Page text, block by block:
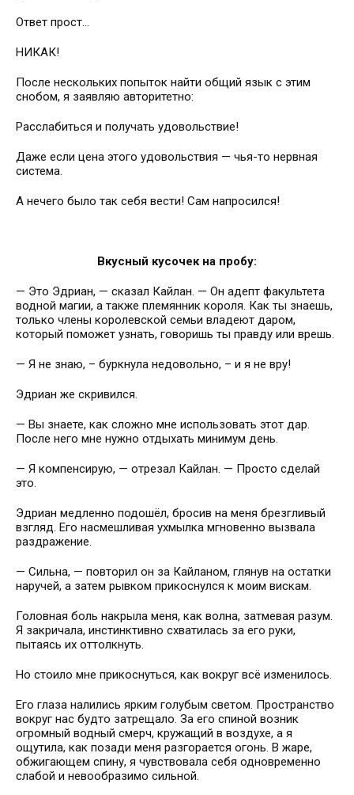
Ответ прост…
НИКАК!
После нескольких попыток найти общий язык с этим
снобом, я заявляю авторитетно:
Расслабиться и получать удовольствие!
Даже если цена этого удовольствия — чья-то нервная
система.
А нечего было так себя вести! Сам напросился!
Вкусный кусочек на пробу:
— Это Эдриан, — сказал Кайлан. — Он адепт факультета
водной магии, а также племянник короля. Как ты знаешь,
только члены королевской семьи владеют даром,
который поможет узнать, говоришь ты правду или врешь.
— Я не знаю, – буркнула недовольно, – и я не вру!
Эдриан же скривился.
— Вы знаете, как сложно мне использовать этот дар.
После него мне нужно отдыхать минимум день.
— Я компенсирую, — отрезал Кайлан. — Просто сделай
это.
Эдриан медленно подошёл, бросив на меня брезгливый
взгляд. Его насмешливая ухмылка мгновенно вызвала
раздражение.
— Сильна, — повторил он за Кайланом, глянув на остатки
наручей, а затем рывком прикоснулся к моим вискам.
Головная боль накрыла меня, как волна, затмевая разум.
Я закричала, инстинктивно схватилась за его руки,
пытаясь их оттолкнуть.
Но стоило мне прикоснуться, как вокруг всё изменилось.
Его глаза налились ярким голубым светом. Пространство
вокруг нас будто затрещало. За его спиной возник
огромный водный смерч, кружащий в воздухе, а я
ощутила, как позади меня разгорается огонь. В жаре,
обжигающем спину, я чувствовала себя одновременно
слабой и невообразимо сильной.